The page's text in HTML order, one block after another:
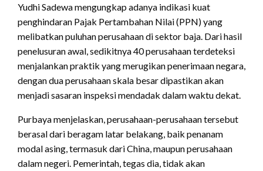
Yudhi Sadewa mengungkap adanya indikasi kuat
penghindaran Pajak Pertambahan Nilai (PPN) yang
melibatkan puluhan perusahaan di sektor baja. Dari hasil
penelusuran awal, sedikitnya 40 perusahaan terdeteksi
menjalankan praktik yang merugikan penerimaan negara,
dengan dua perusahaan skala besar dipastikan akan
menjadi sasaran inspeksi mendadak dalam waktu dekat.
Purbaya menjelaskan, perusahaan-perusahaan tersebut
berasal dari beragam latar belakang, baik penanam
modal asing, termasuk dari China, maupun perusahaan
dalam negeri. Pemerintah, tegas dia, tidak akan